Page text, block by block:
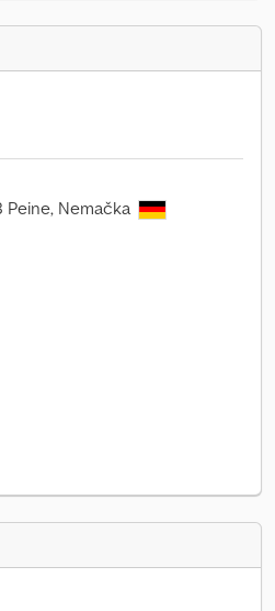
Peine, Nemačka